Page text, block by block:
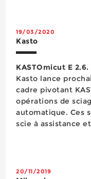
19/03/2020
Kasto
KASTOmicut E 2.6.
Kasto lance
cadre pivotant
opérations de
automatique. Ces scies possèdent une avance de
scie à assistance
20/11/2019